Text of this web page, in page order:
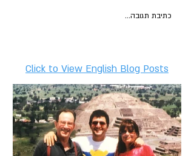
כתיבת תגובה...
Click to View English Blog Posts